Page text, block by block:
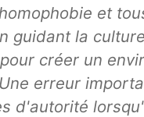
et
guidant la
créer un
erreur
d'autorité